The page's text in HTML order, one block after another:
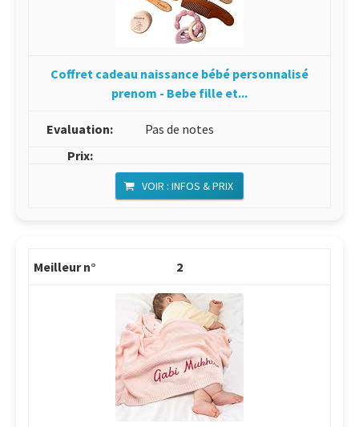
Coffret cadeau naissance bébé personnalisé
prenom - Bebe fille et...
Pas de notes
VOIR : INFOS & PRIX
2